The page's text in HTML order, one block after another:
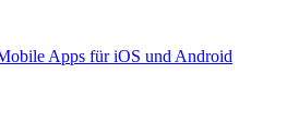
Apps für iOS und Android